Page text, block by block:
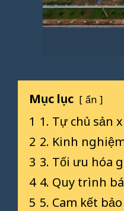
Mục lục ẩn
1 1. Tự chủ sản
2 2. Kinh
3 3. Tối ưu hóa
4 4. Quy trình
5 5. Cam kết